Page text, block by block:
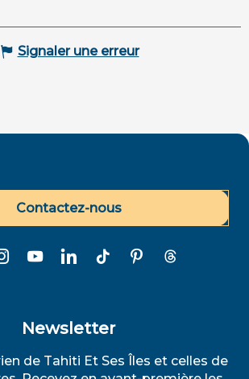
Signaler une erreur
Contactez-nous
Newsletter
de Tahiti Et Ses Îles et celles de